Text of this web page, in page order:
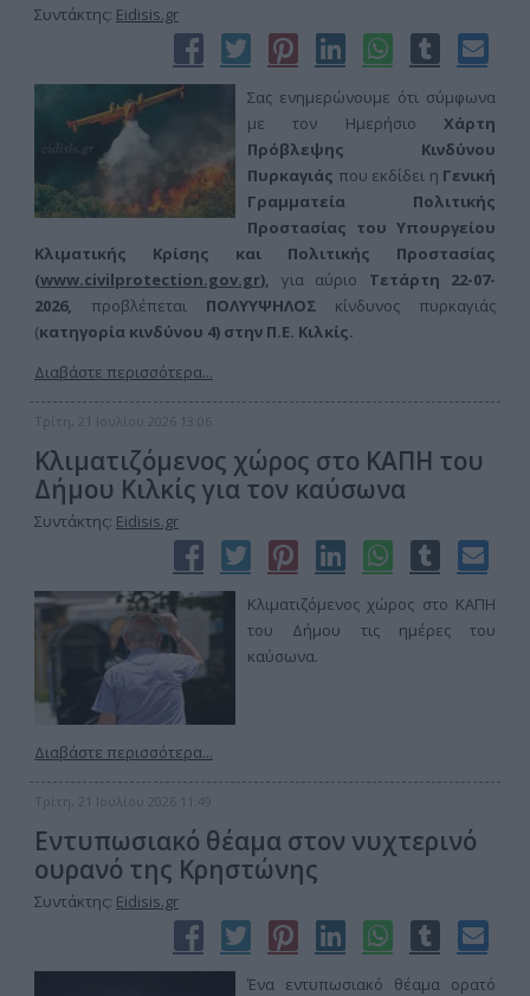
Συντάκτης: Eidisis.gr
Σας ενημερώνουμε ότι σύμφωνα
με τον Ημερήσιο Χάρτη
Πρόβλεψης Κινδύνου
Πυρκαγιάς που εκδίδει η Γενική
Γραμματεία Πολιτικής
Προστασίας του Υπουργείου
Κλιματικής Κρίσης και Πολιτικής Προστασίας
(www.civilprotection.gov.gr), για αύριο Τετάρτη 22-07-
2026, προβλέπεται ΠΟΛΥΥΨΗΛΟΣ κίνδυνος πυρκαγιάς
(κατηγορία κινδύνου 4) στην Π.Ε. Κιλκίς.
Διαβάστε περισσότερα...
Τρίτη, 21 Ιουλίου 2026 13:06
Κλιματιζόμενος χώρος στο ΚΑΠΗ του
Δήμου Κιλκίς για τον καύσωνα
Συντάκτης: Eidisis.gr
Κλιματιζόμενος χώρος στο ΚΑΠΗ
του Δήμου τις ημέρες του
καύσωνα.
Διαβάστε περισσότερα...
Τρίτη, 21 Ιουλίου 2026 11:49
Εντυπωσιακό θέαμα στον νυχτερινό
ουρανό της Κρηστώνης
Συντάκτης: Eidisis.gr
Ένα εντυπωσιακό θέαμα ορατό